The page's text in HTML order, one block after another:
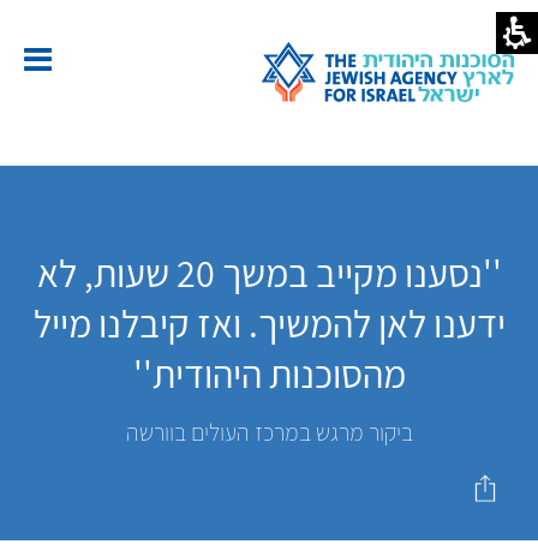
''נסענו מקייב במשך 20 שעות, לא
ידענו לאן להמשיך. ואז קיבלנו מייל
מהסוכנות היהודית''
ביקור מרגש במרכז העולים בוורשה